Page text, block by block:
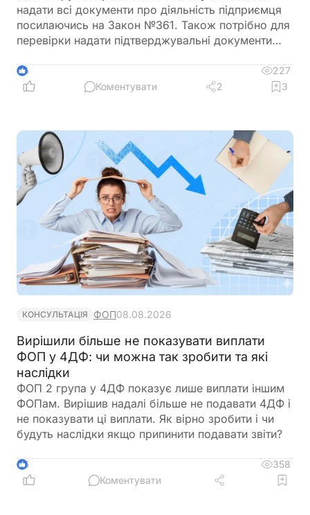
надати всі документи про діяльність підприємця
посилаючись на Закон №361. Також потрібно для
перевірки надати підтверджувальні документи
готівкових коштів (в дозволеному об’ємі
періодично знімаються з поточного рахунку).
банку?
6
227
Коментувати
2 3
КОНСУЛЬТАЦІЯ ФОП08.08.2026
Вирішили більше не показувати виплати
ФОП у 4ДФ: чи можна так зробити та які
наслідки
ФОП 2 група у 4ДФ показує лише виплати іншим
ФОПам. Вирішив надалі більше не подавати 4ДФ і
не показувати ці виплати. Як вірно зробити і чи
будуть наслідки якщо припинити подавати звіти?
5
358
Коментувати